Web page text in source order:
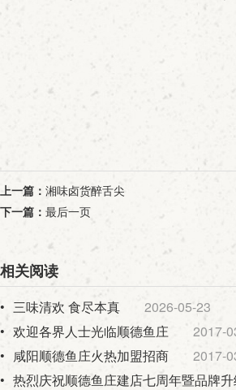
上一篇： 湘味卤货醉舌尖
下一篇： 最后一页
相关阅读
• 三味清欢 食尽本真
2026-05-23
• 欢迎各界人士光临顺德鱼庄
2017-
• 咸阳顺德鱼庄火热加盟招商
2017-
• 热烈庆祝顺德鱼庄建店七周年暨品牌升